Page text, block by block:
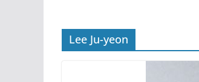
Lee Ju-yeon